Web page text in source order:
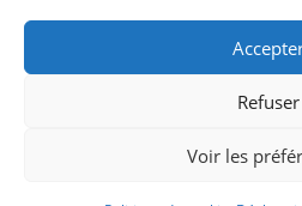
Refuser
Voir les
CLASSE DE